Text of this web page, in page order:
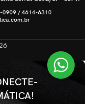
0909 / 4614-6310